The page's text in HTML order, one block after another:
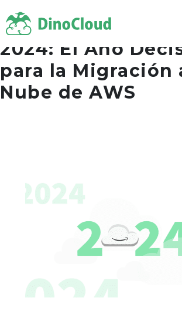
2024: El Año
para la Migración
Nube de AWS